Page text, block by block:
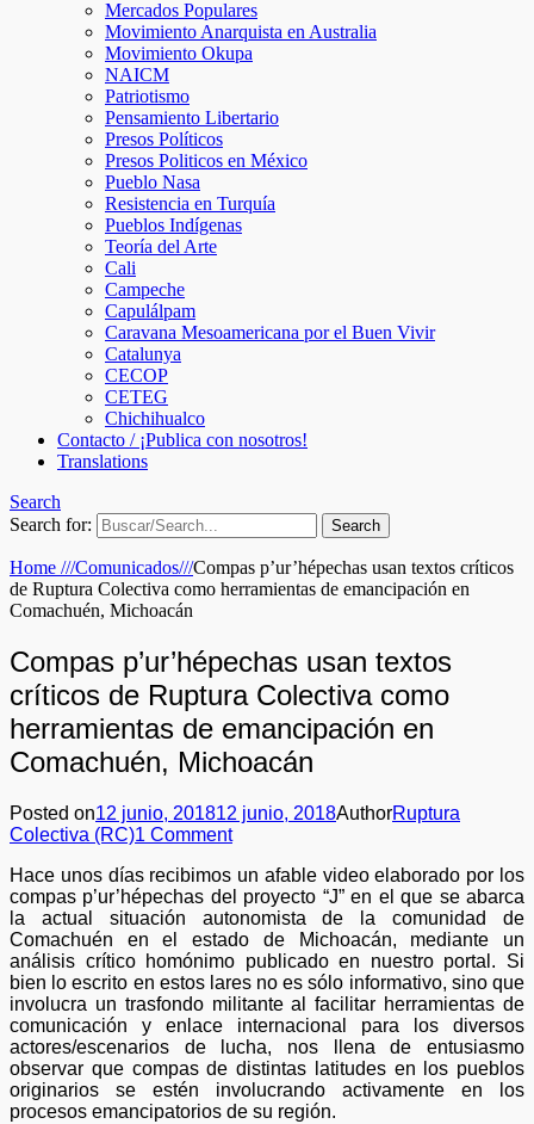
Mercados Populares
Movimiento Anarquista en Australia
Movimiento Okupa
NAICM
Patriotismo
Pensamiento Libertario
Presos Políticos
Presos Politicos en México
Pueblo Nasa
Resistencia en Turquía
Pueblos Indígenas
Teoría del Arte
Cali
Campeche
Capulálpam
Caravana Mesoamericana por el Buen Vivir
Catalunya
CECOP
CETEG
Chichihualco
Contacto / ¡Publica con nosotros!
Translations
Search
Search for:
Home ///Comunicados///Compas p’ur’hépechas usan textos críticos
de Ruptura Colectiva como herramientas de emancipación en
Comachuén, Michoacán
Compas p’ur’hépechas usan textos
críticos de Ruptura Colectiva como
herramientas de emancipación en
Comachuén, Michoacán
Posted on12 junio, 201812 junio, 2018AuthorRuptura
Colectiva (RC)1 Comment
Hace unos días recibimos un afable video elaborado por los
compas p’ur’hépechas del proyecto “J” en el que se abarca
la actual situación autonomista de la comunidad de
Comachuén en el estado de Michoacán, mediante un
análisis crítico homónimo publicado en nuestro portal. Si
bien lo escrito en estos lares no es sólo informativo, sino que
involucra un trasfondo militante al facilitar herramientas de
comunicación y enlace internacional para los diversos
actores/escenarios de lucha, nos llena de entusiasmo
observar que compas de distintas latitudes en los pueblos
originarios se estén involucrando activamente en los
procesos emancipatorios de su región.